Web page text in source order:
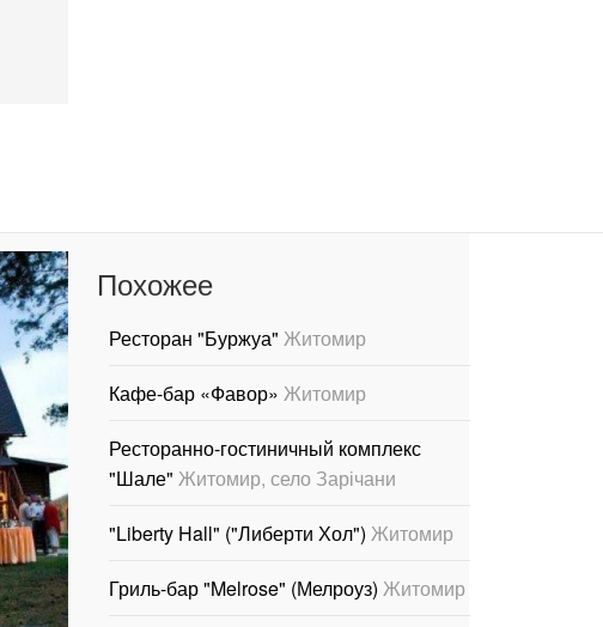
Похожее
Ресторан "Буржуа" Житомир
Кафе-бар «Фавор» Житомир
Ресторанно-гостиничный комплекс
"Шале" Житомир, село Зарічани
"Liberty Hall" ("Либерти Хол") Житомир
Гриль-бар "Melrose" (Мелроуз) Житомир